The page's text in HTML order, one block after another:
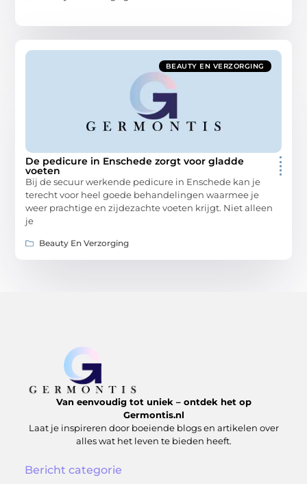
BEAUTY EN VERZORGING
De pedicure in Enschede zorgt voor gladde
voeten
Bij de secuur werkende pedicure in Enschede kan je
terecht voor heel goede behandelingen waarmee je
weer prachtige en zijdezachte voeten krijgt. Niet alleen
je
Beauty En Verzorging
Van eenvoudig tot uniek – ontdek het op
Germontis.nl
Laat je inspireren door boeiende blogs en artikelen over
alles wat het leven te bieden heeft.
Bericht categorie